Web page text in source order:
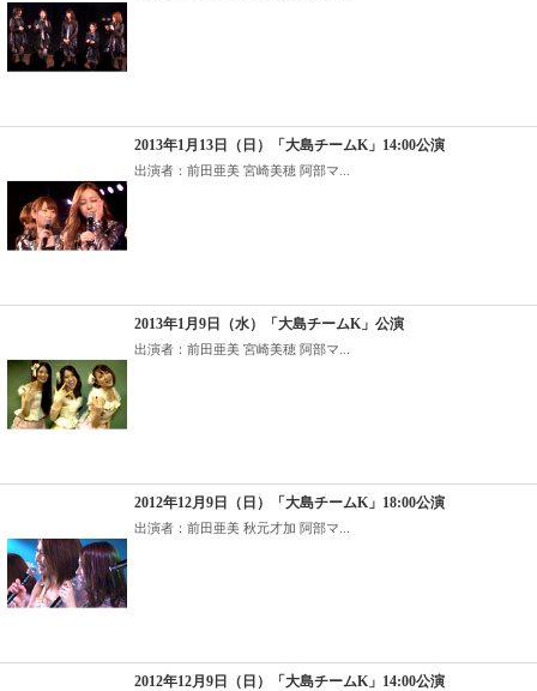
2013年1月13日（日）「大島チームK」14:00公演
出演者：前田亜美 宮崎美穂 阿部マ...
2013年1月9日（水）「大島チームK」公演
出演者：前田亜美 宮崎美穂 阿部マ...
2012年12月9日（日）「大島チームK」18:00公演
出演者：前田亜美 秋元才加 阿部マ...
2012年12月9日（日）「大島チームK」14:00公演